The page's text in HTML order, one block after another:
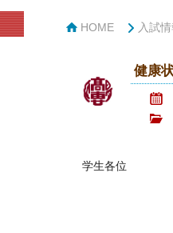
HOME 入試
健康
学生各位